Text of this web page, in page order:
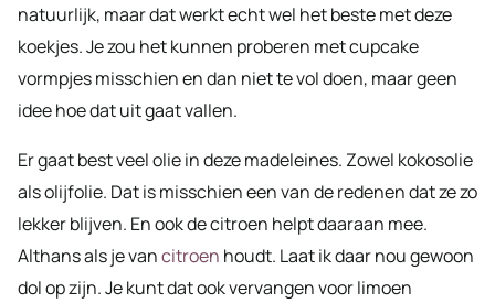
natuurlijk, maar dat werkt echt wel het beste met deze
koekjes. Je zou het kunnen proberen met cupcake
vormpjes misschien en dan niet te vol doen, maar geen
idee hoe dat uit gaat vallen.
Er gaat best veel olie in deze madeleines. Zowel kokosolie
als olijfolie. Dat is misschien een van de redenen dat ze zo
lekker blijven. En ook de citroen helpt daaraan mee.
Althans als je vancitroen houdt. Laat ik daar nou gewoon
dol op zijn. Je kunt dat ook vervangen voor limoen